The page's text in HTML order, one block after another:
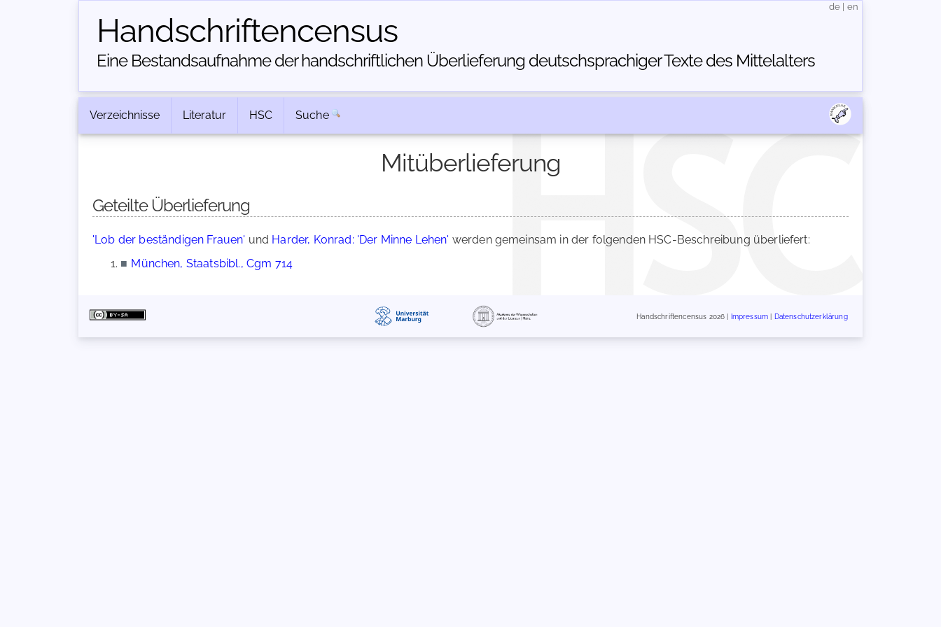
Handschriften­census
Eine Bestandsaufnahme der handschriftlichen Über­lieferung deutschsprachiger Texte des Mittelalters
de en
Verzeichnisse Literatur HSC Suche
Mitüberlieferung
Geteilte Überlieferung
'Lob der beständigen Frauen' und Harder, Konrad: 'Der Minne Lehen' werden gemeinsam in der folgenden HSC-Beschreibung überliefert:
■ München, Staatsbibl., Cgm 714
Handschriftencensus 2026 | Impressum Datenschutzerklärung